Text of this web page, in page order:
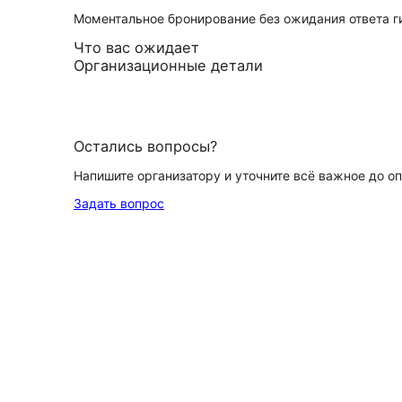
Моментальное бронирование без ожидания ответа
Что вас ожидает
Организационные детали
Остались вопросы?
Напишите организатору и уточните всё важное до
Задать вопрос